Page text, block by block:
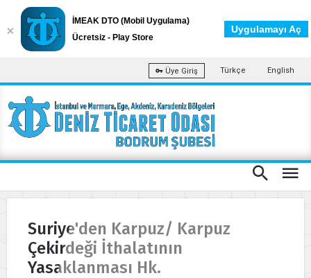
Üye Giriş Türkçe English
Suriye'den Karpuz/ Karpuz
Çekirdeği İthalatının
Yasaklanması Hk.
İMEAK DTO (Mobil Uygulama)
Ücretsiz - Play Store
Uygulamayı Aç